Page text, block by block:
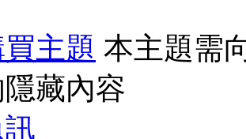
主題 本主題需
藏內容